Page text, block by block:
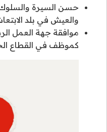
حسن السيرة والسلوك
والعيش في بلد
موافقة جهة العمل
كموظف في القطاع